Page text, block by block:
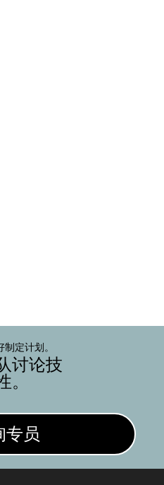
定计划。
讨论技
。
专员